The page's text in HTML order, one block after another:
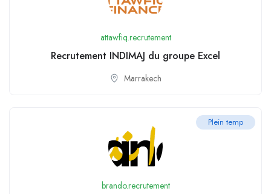
attawfiq.recrutement
Recrutement INDIMAJ du groupe Excel
Marrakech
Plein temp
brando.recrutement